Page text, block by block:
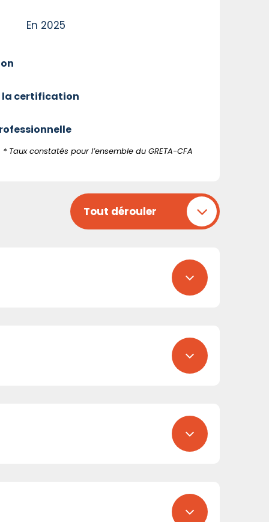
En 2025
la certification
* Taux constatés pour l’ensemble du GRETA-CFA
Tout dérouler